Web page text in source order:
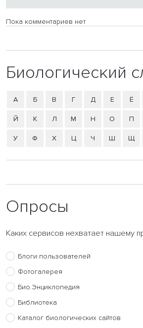
Пока комментариев нет
Биологический
А Б В Г Д Е Ё
Й К Л М Н О П
У Ф Х Ц Ч Ш Щ
Опросы
Каких сервисов нехватает нашему
Блоги пользователей
Фотогалерея
Био.Энциклопедия
Библиотека
Каталог биологических сайтов